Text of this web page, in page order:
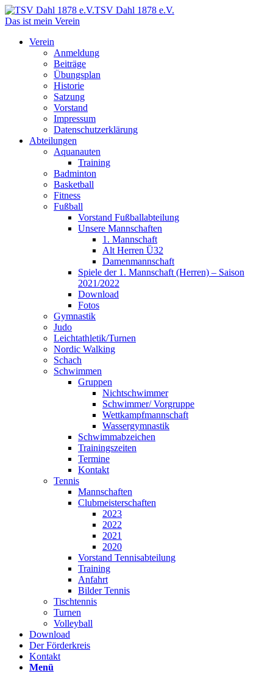
TSV Dahl 1878 e.V.
Das ist mein Verein
Verein
Anmeldung
Beiträge
Übungsplan
Historie
Satzung
Vorstand
Impressum
Datenschutzerklärung
Abteilungen
Aquanauten
Training
Badminton
Basketball
Fitness
Fußball
Vorstand Fußballabteilung
Unsere Mannschaften
1. Mannschaft
Alt Herren Ü32
Damenmannschaft
Spiele der 1. Mannschaft (Herren) – Saison
2021/2022
Download
Fotos
Gymnastik
Judo
Leichtathletik/Turnen
Nordic Walking
Schach
Schwimmen
Gruppen
Nichtschwimmer
Schwimmer/ Vorgruppe
Wettkampfmannschaft
Wassergymnastik
Schwimmabzeichen
Trainingszeiten
Termine
Kontakt
Tennis
Mannschaften
Clubmeisterschaften
2023
2022
2021
2020
Vorstand Tennisabteilung
Training
Anfahrt
Bilder Tennis
Tischtennis
Turnen
Volleyball
Download
Der Förderkreis
Kontakt
Menü